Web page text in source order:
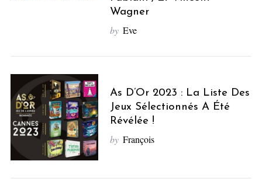
Wagner
by Eve
As D’Or 2023 : La Liste Des
Jeux Sélectionnés A Été
Révélée !
by François